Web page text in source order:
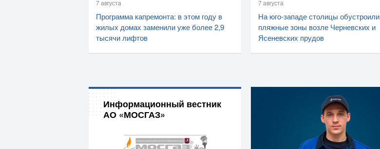
7 августа
Программа капремонта: в этом году в
жилых домах заменили уже более 2,9
тысячи лифтов
7 августа
На юго-западе столицы обустроили
пляжные зоны возле Черневских и
Ясеневских прудов
Информационный вестник
АО «МОСГАЗ»